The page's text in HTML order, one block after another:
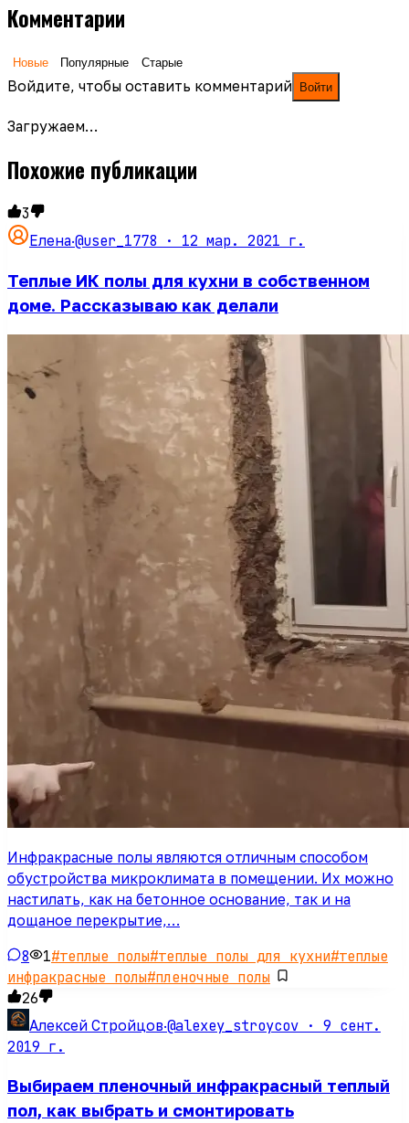
Комментарии
Новые Популярные Старые
Войдите, чтобы оставить комментарий Войти
Загружаем…
Похожие публикации
3
Елена·@user_1778 · 12 мар. 2021 г.
Теплые ИК полы для кухни в собственном
доме. Рассказываю как делали
Инфракрасные полы являются отличным способом
обустройства микроклимата в помещении. Их можно
настилать, как на бетонное основание, так и на
дощаное перекрытие,…
8 1#теплые полы#теплые полы для кухни#теплые
инфракрасные полы#пленочные полы
26
Алексей Стройцов·@alexey_stroycov · 9 сент.
2019 г.
Выбираем пленочный инфракрасный теплый
пол, как выбрать и смонтировать